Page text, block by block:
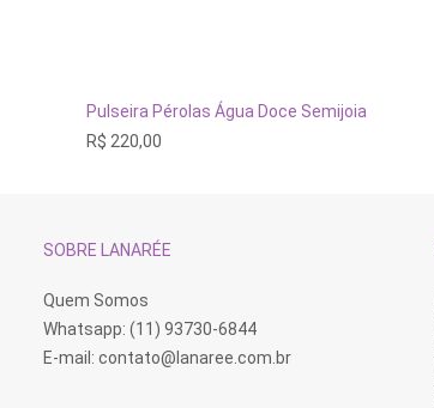
ADICIONAR AO CARRINHO
Pulseira Pérolas Água Doce Semijoia
R$ 220,00
SOBRE LANARÉE
Quem Somos
Whatsapp: (11) 93730-6844
E-mail: contato@lanaree.com.br